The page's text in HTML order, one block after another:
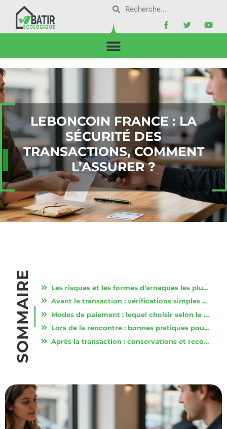
LEBONCOIN FRANCE : LA
SÉCURITÉ DES
TRANSACTIONS, COMMENT
L’ASSURER ?
SOMMAIRE
Les risques et les formes d’arnaques les plus courantes
Avant la transaction : vérifications simples mais indispensables
Modes de paiement : lequel choisir selon le montant
Lors de la rencontre : bonnes pratiques pour réduire les risques
Après la transaction : conservations et recours